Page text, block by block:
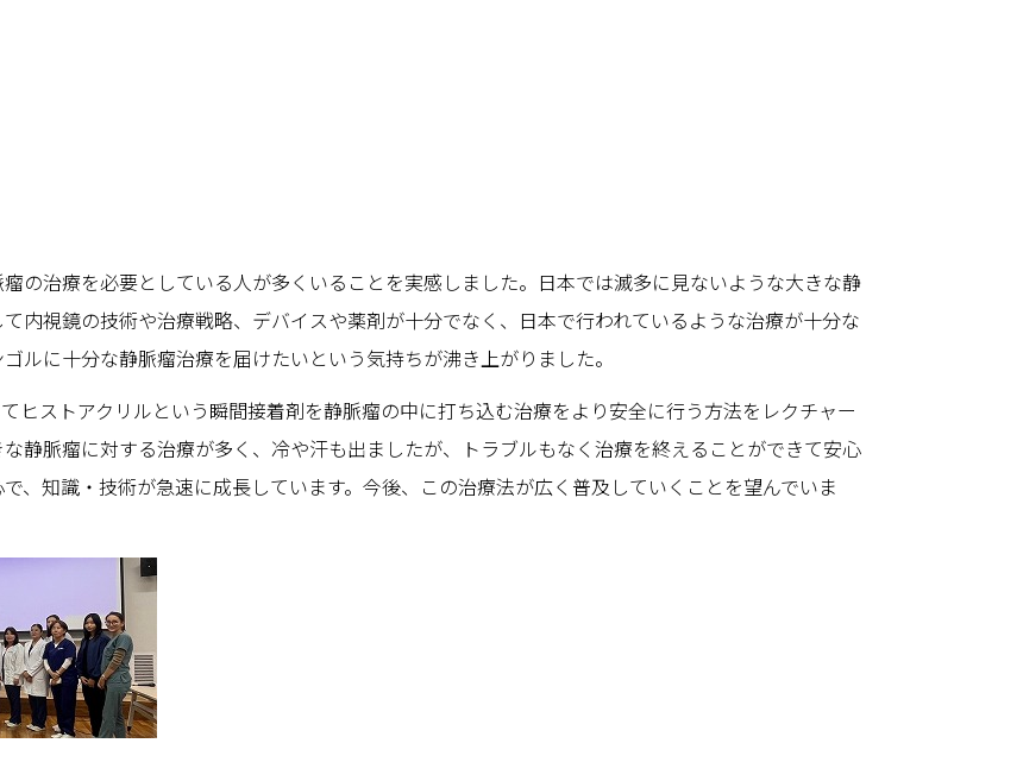
の治療を必要としている人が多くいることを実感しました。日本では滅多に見ないような大きな静
内視鏡の技術や治療戦略、デバイスや薬剤が十分でなく、日本で行われているような治療が十分な
ルに十分な静脈瘤治療を届けたいという気持ちが沸き上がりました。
ヒストアクリルという瞬間接着剤を静脈瘤の中に打ち込む治療をより安全に行う方法をレクチャー
静脈瘤に対する治療が多く、冷や汗も出ましたが、トラブルもなく治療を終えることができて安心
、知識・技術が急速に成長しています。今後、この治療法が広く普及していくことを望んでいま